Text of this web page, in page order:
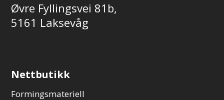
Øvre Fyllingsvei 81b,
5161 Laksevåg
Nettbutikk
Formingsmateriell